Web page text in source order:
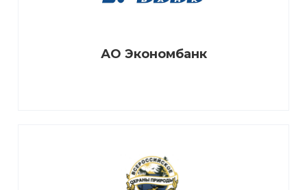
АО Экономбанк